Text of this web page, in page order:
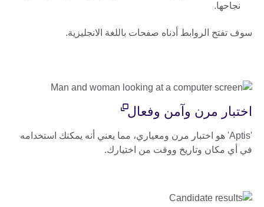
نجاحها.
سوف تفتح الروابط أدناه صفحات باللغة الانجليزية.
اختبار مرن وآمن وفعال
'Aptis' هو اختبار مرن ومعياري، مما يعني أنه يمكنك استخدامه
في أي مكان وتاريخ ووقت من اختيارك.